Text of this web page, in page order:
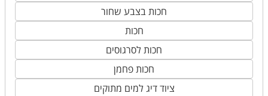
חכות בצבע שחור
חכות
חכות לסרגוסים
חכות פחמן
ציוד דיג למים מתוקים